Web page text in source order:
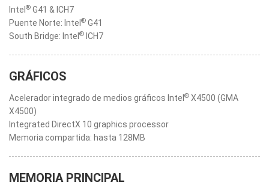
Intel ® G41 & ICH7
Puente Norte: Intel ® G41
South Bridge: Intel ® ICH7
GRÁFICOS
Acelerador integrado de medios gráficos Intel ® X4500 (GMA
X4500)
Integrated DirectX 10 graphics processor
Memoria compartida: hasta 128MB
MEMORIA PRINCIPAL